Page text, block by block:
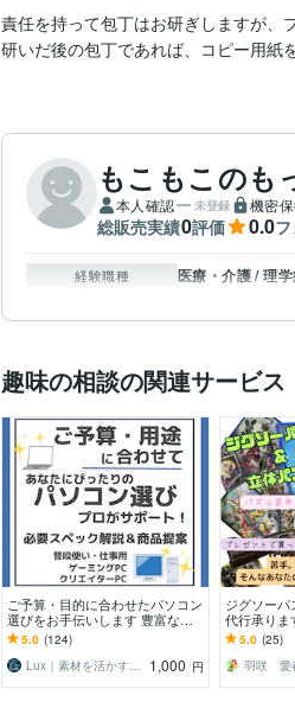
責任を持って包丁はお研ぎしますが、
研いだ後の包丁であれば、コピー用紙
もこもこのも
本人確認 未登録 機密
総販売実績0評価 0.0
経験職種 医療・介護 / 理
趣味の相談の関連サービス
ご予算・目的に合わせたパソコン
選びをお手伝いします 豊富な知
識と経験で、あなたに最適な製品
をご提案！
5.0 (124)
Lux｜素材を活かす動画制作・コンサル
1,000 円
ジグソー
代行承りま
手・不安な
さい‼作りま
5.0 (25)